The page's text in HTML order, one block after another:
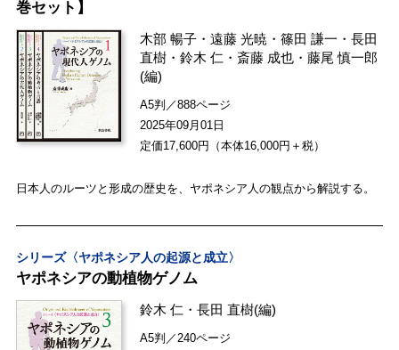
巻セット】
木部 暢子 ・遠藤 光暁 ・篠田 謙一 ・長田
直樹 ・鈴木 仁 ・斎藤 成也 ・藤尾 慎一郎
(編)
A5判／888ページ
2025年09月01日
定価17,600円（本体16,000円＋税）
日本人のルーツと形成の歴史を、ヤポネシア人の観点から解説する。
シリーズ〈ヤポネシア人の起源と成立〉
ヤポネシアの動植物ゲノム
鈴木 仁 ・長田 直樹(編)
A5判／240ページ